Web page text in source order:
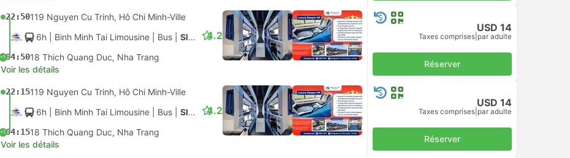
22:50119 Nguyen Cu Trinh, Hô Chi Minh-Ville
6h | Binh Minh Tai Limousine Bus Sleeper 32
+104:5018 Thich Quang Duc, Nha Trang
4.2
Voir les détails
USD 14
Taxes comprises par adulte
Réserver
22:15119 Nguyen Cu Trinh, Hô Chi Minh-Ville
6h | Binh Minh Tai Limousine Bus Sleeper 32
+104:1518 Thich Quang Duc, Nha Trang
4.2
Voir les détails
USD 14
Taxes comprises par adulte
Réserver